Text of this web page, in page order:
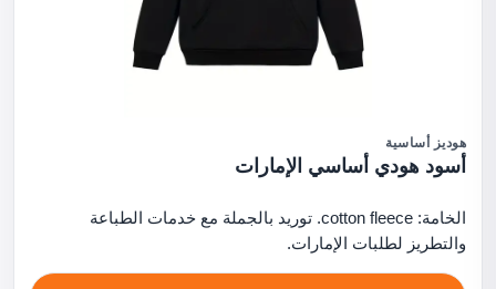
هوديز أساسية
أسود هودي أساسي الإمارات
الخامة: cotton fleece. توريد بالجملة مع خدمات الطباعة
والتطريز لطلبات الإمارات.